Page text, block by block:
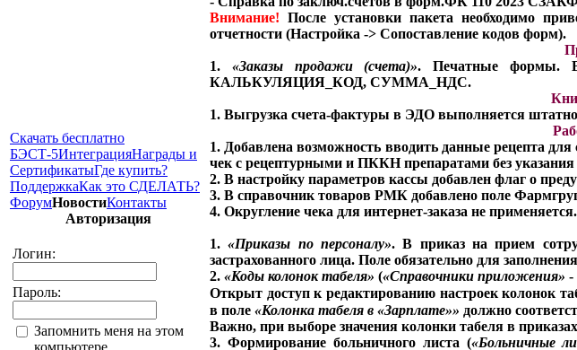
Скачать бесплатно
БЭСТ-5ИнтеграцияНаграды и
СертификатыГде купить?
ПоддержкаКак это СДЕЛАТЬ?
ФорумНовостиКонтакты
Авторизация
Логин:
Пароль:
Запомнить меня на этом
компьютере
Внимание! После установки пакета необходимо
отчетности (Настройка -> Сопоставление кодов форм).
1. «Заказы продажи (счета)». Печатные формы. В
КАЛЬКУЛЯЦИЯ_КОД, СУММА_НДС.
1. Выгрузка счета-фактуры в ЭДО выполняется
1. Добавлена возможность вводить данные рецепта
чек с рецептурными и ПККН препаратами без
2. В настройку параметров кассы добавлен флаг о
3. В справочник товаров РМК добавлено поле
4. Округление чека для интернет-заказа не применяется.
1.«Приказы по персоналу». В приказ на прием
застрахованного лица. Поле обязательно для
2. «Коды колонок табеля» («Справочники приложения» -
Открыт доступ к редактированию настроек колонок
в поле «Колонка табеля в «Зарплате»» должно
Важно, при выборе значения колонки табеля в
3. Формирование больничного листа («Больничные